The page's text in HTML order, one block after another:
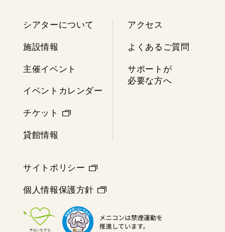
シアターについて
施設情報
主催イベント
イベントカレンダー
チケット
貸館情報
アクセス
よくあるご質問
サポートが
必要な方へ
サイトポリシー
個人情報保護方針